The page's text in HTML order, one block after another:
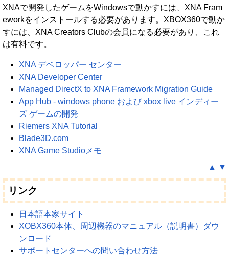
XNAで開発したゲームをWindowsで動かすには、XNA Fram
eworkをインストールする必要があります。XBOX360で動か
すには、XNA Creators Clubの会員になる必要があり、これ
は有料です。
XNA デベロッパー センター
XNA Developer Center
Managed DirectX to XNA Framework Migration Guide
App Hub - windows phone および xbox live インディー
ズ ゲームの開発
Riemers XNA Tutorial
Blade3D.com
XNA Game Studioメモ
▲
▼
リンク
日本語本家サイト
XOBX360本体、周辺機器のマニュアル（説明書）ダウ
ンロード
サポートセンターへの問い合わせ方法